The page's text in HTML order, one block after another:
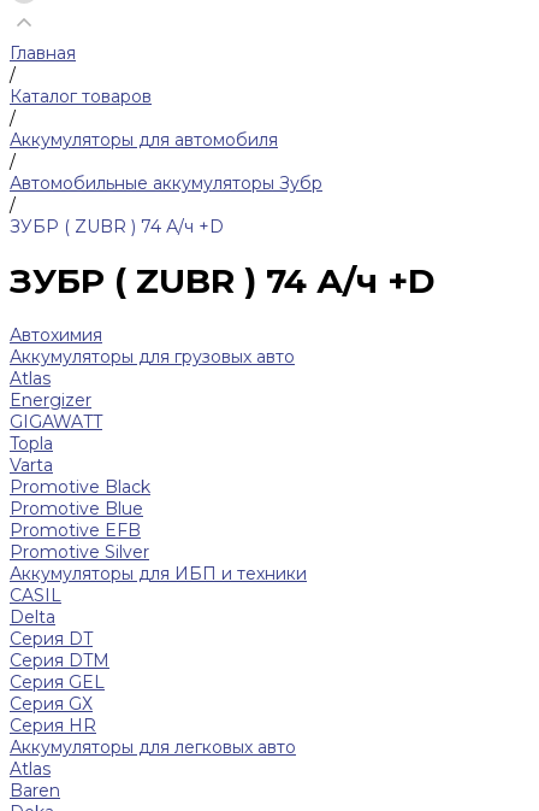
Главная
/
Каталог товаров
/
Аккумуляторы для автомобиля
/
Автомобильные аккумуляторы Зубр
/
ЗУБР ( ZUBR ) 74 А/ч +D
ЗУБР ( ZUBR ) 74 А/ч +D
Автохимия
Аккумуляторы для грузовых авто
Atlas
Energizer
GIGAWATT
Topla
Varta
Promotive Black
Promotive Blue
Promotive EFB
Promotive Silver
Аккумуляторы для ИБП и техники
CASIL
Delta
Серия DT
Серия DTM
Серия GEL
Серия GХ
Серия HR
Аккумуляторы для легковых авто
Atlas
Baren